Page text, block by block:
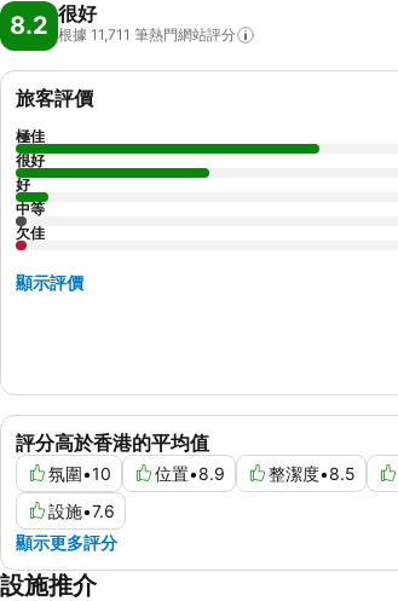
8.2 很好
根據 11,711 筆熱門網站評分
評分高於香港的平均值
氛圍•10 位置•8.9 整潔度•8.5
設施•7.6
顯示更多評分
旅客評價
極佳
很好
好
中等
欠佳
顯示評價
設施推介